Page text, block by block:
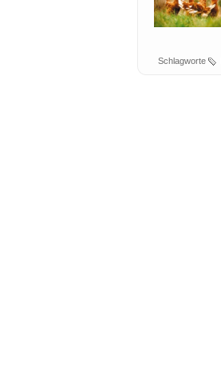
Schlagworte